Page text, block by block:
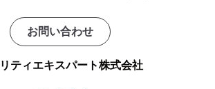
お問い合わせ
ティエキスパート株式会社